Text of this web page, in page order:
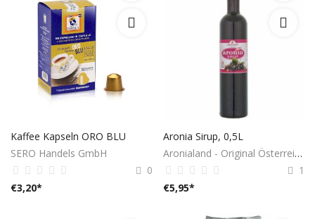
Kaffee Kapseln ORO BLU
SERO Handels GmbH
0
€3,20*
Aronia Sirup, 0,5L
Aronialand - Original Österreich
1
€5,95*